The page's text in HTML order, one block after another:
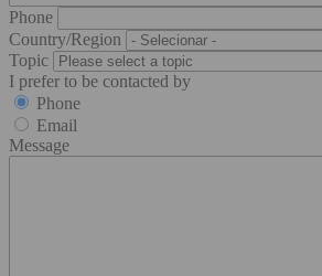
Phone
Country/Region
Topic
I prefer to be contacted by
Phone
Email
Message